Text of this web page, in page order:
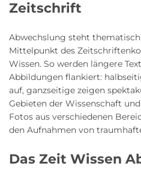
Zeitschrift
Abwechslung steht
Mittelpunkt des
Wissen. So werden längere
Abbildungen flankiert:
auf, ganzseitige zeigen
Gebieten der Wissenschaft
Fotos aus verschiedenen
den Aufnahmen von
Das Zeit Wissen